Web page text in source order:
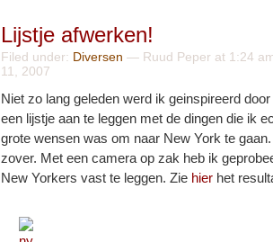
Lijstje afwerken!
Filed under: Diversen — Ruud Peper at 1:24
11, 2007
Niet zo lang geleden werd ik geinspireerd
een lijstje aan te leggen met de dingen die ik
grote wensen was om naar New York te
zover. Met een camera op zak heb ik
New Yorkers vast te leggen. Zie hier het